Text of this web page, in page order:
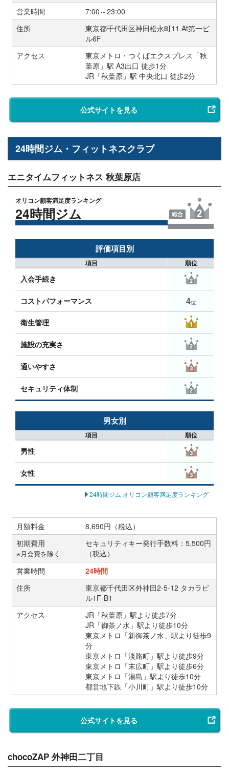
営業時間
7:00～23:00
住所
東京都千代田区神田松永町11 At第一ビ
ル6F
アクセス
東京メトロ・つくばエクスプレス「秋
葉原」駅 A3出口 徒歩1分
JR「秋葉原」駅 中央北口 徒歩2分
公式サイトを見る
24時間ジム・フィットネスクラブ
エニタイムフィットネス 秋葉原店
オリコン顧客満足度ランキング
24時間ジム 総合
評価項目別
項目 順位
入会手続き
コストパフォーマンス 4位
衛生管理
施設の充実さ
通いやすさ
セキュリティ体制
男女別
項目 順位
男性
女性
24時間ジム オリコン顧客満足度ランキング
月額料金
8,690円（税込）
初期費用
※月会費を除く
セキュリティキー発行手数料：5,500円
（税込）
営業時間
24時間
住所
東京都千代田区外神田2-5-12 タカラビ
ル1F-B1
アクセス
JR「秋葉原」駅より徒歩7分
JR「御茶ノ水」駅より徒歩10分
東京メトロ「新御茶ノ水」駅より徒歩9
分
東京メトロ「淡路町」駅より徒歩9分
東京メトロ「末広町」駅より徒歩6分
東京メトロ「湯島」駅より徒歩10分
都営地下鉄「小川町」駅より徒歩10分
公式サイトを見る
chocoZAP 外神田二丁目